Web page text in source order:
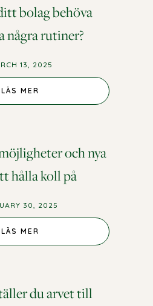
bolag behöva
några rutiner?
13, 2025
LÄS MER
och nya
hålla koll på
30, 2025
LÄS MER
du arvet till